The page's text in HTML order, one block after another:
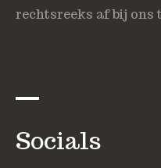
rechtsreeks af bij ons
Socials